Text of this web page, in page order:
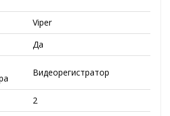
Viper
Да
Видеорегистратор
2